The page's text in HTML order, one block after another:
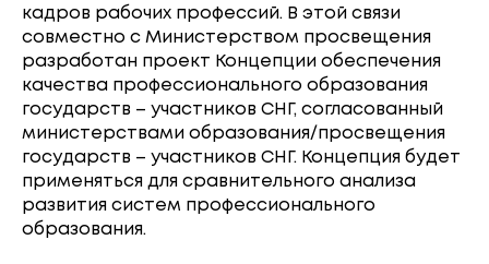
кадров рабочих профессий. В этой связи
совместно с Министерством просвещения
разработан проект Концепции обеспечения
качества профессионального образования
государств – участников СНГ, согласованный
министерствами образования/просвещения
государств – участников СНГ. Концепция будет
применяться для сравнительного анализа
развития систем профессионального
образования.